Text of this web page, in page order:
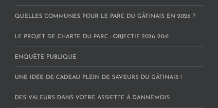
QUELLES COMMUNES POUR LE PARC DU GÂTINAIS EN 2026 ?
LE PROJET DE CHARTE DU PARC : OBJECTIF 2026-2041
ENQUÊTE PUBLIQUE
UNE IDÉE DE CADEAU PLEIN DE SAVEURS DU GÂTINAIS !
DES VALEURS DANS VOTRE ASSIETTE À DANNEMOIS